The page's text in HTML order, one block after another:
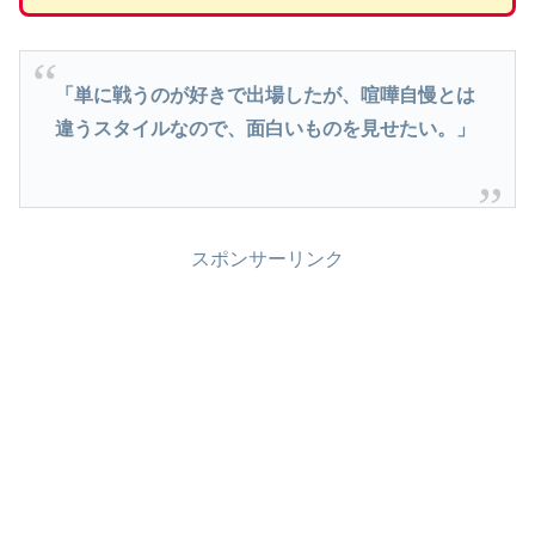
「単に戦うのが好きで出場したが、喧嘩自慢とは
違うスタイルなので、面白いものを見せたい。」
スポンサーリンク